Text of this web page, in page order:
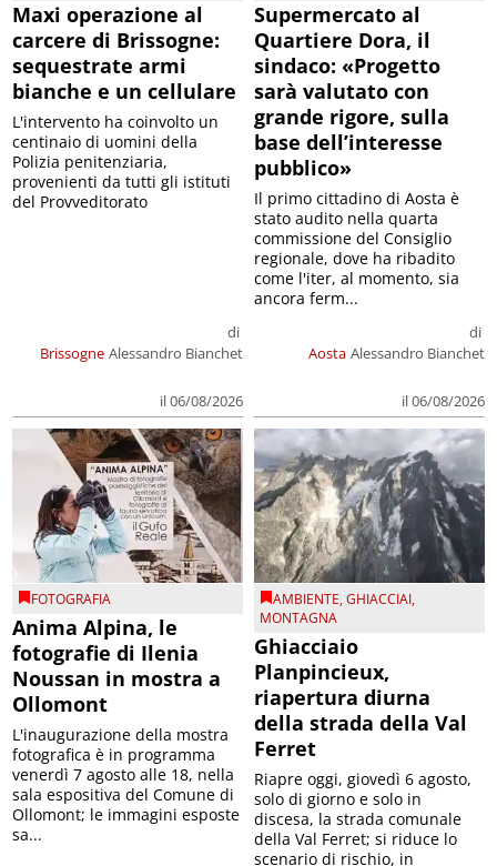
Maxi operazione al
carcere di Brissogne:
sequestrate armi
bianche e un cellulare
Brissogne
di
Alessandro Bianchet
il 06/08/2026
L'intervento ha coinvolto un
centinaio di uomini della
Polizia penitenziaria,
provenienti da tutti gli istituti
del Provveditorato
Supermercato al
Quartiere Dora, il
sindaco: «Progetto
sarà valutato con
grande rigore, sulla
base dell’interesse
pubblico»
Aosta
di
Alessandro Bianchet
il 06/08/2026
Il primo cittadino di Aosta è
stato audito nella quarta
commissione del Consiglio
regionale, dove ha ribadito
come l'iter, al momento, sia
ancora ferm...
FOTOGRAFIA
Anima Alpina, le
fotografie di Ilenia
Noussan in mostra a
Ollomont
L'inaugurazione della mostra
fotografica è in programma
venerdì 7 agosto alle 18, nella
sala espositiva del Comune di
Ollomont; le immagini esposte
sa...
AMBIENTE,GHIACCIAI,
MONTAGNA
Ghiacciaio
Planpincieux,
riapertura diurna
della strada della Val
Ferret
Riapre oggi, giovedì 6 agosto,
solo di giorno e solo in
discesa, la strada comunale
della Val Ferret; si riduce lo
scenario di rischio, in